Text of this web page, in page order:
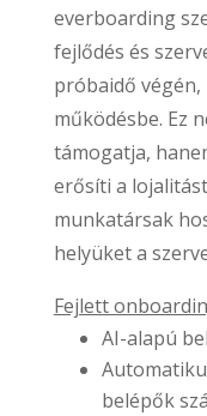
everboarding
fejlődés és
próbaidő
működésbe. Ez
támogatja,
erősíti a
munkatársak
helyüket a
Fejlett
AI-alapú
belépők